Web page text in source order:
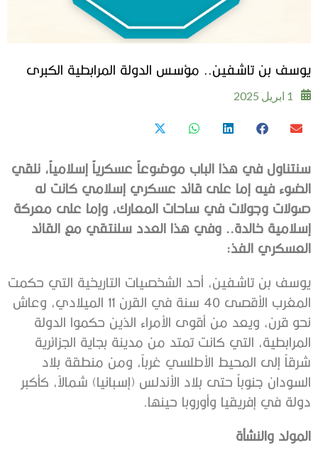
يوسف بن تاشفين.. مؤسس الدولة المرابطية الكبرى
1 ابريل 2025
سنتناول في هذا الباب موضوعاً عسكرياً إسلامياً، نلقي
الضوء فيه إما على قائد عسكري إسلامي كانت له
صولات وجولات في ساحات المعارك، وإما على معركة
إسلامية خالدة.. وفي هذا العدد سلنتقي مع القائد
العسكري الفذ:
يوسف بن تاشفين، أحد الشخصيات التاريخية التي حكمت
المغرب الأقصى 40 سنة في القرن 11 الميلادي، وعاش
نحو قرن، ويعد من أقوى الأمراء الذين حكموا الدولة
المرابطية، التي كانت تمتد من مدينة بجاية الجزائرية
شرقاً إلى المحيط الأطلسي غرباً، ومن منطقة بلاد
السودان جنوباً حتى بلاد الأندلس (إسبانيا) شمالاً، كأكبر
دولة في إفريقيا وأوروبا حينها.
المولد والنشأة